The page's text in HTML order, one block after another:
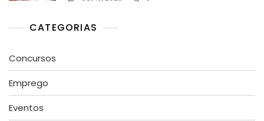
CATEGORIAS
Concursos
Emprego
Eventos